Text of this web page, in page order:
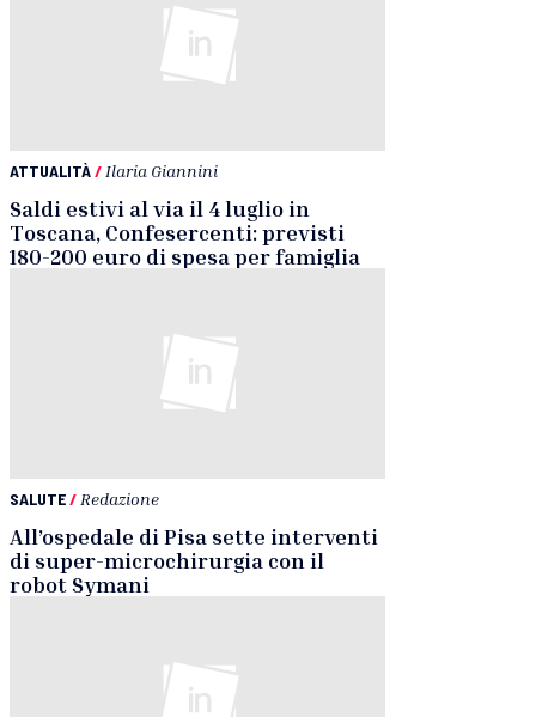
ATTUALITÀ/ Ilaria Giannini
Saldi estivi al via il 4 luglio in
Toscana, Confesercenti: previsti
180-200 euro di spesa per famiglia
SALUTE/Redazione
All’ospedale di Pisa sette interventi
di super-microchirurgia con il
robot Symani